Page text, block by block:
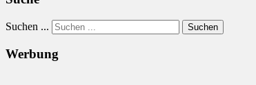
Suchen ... Suchen
Werbung